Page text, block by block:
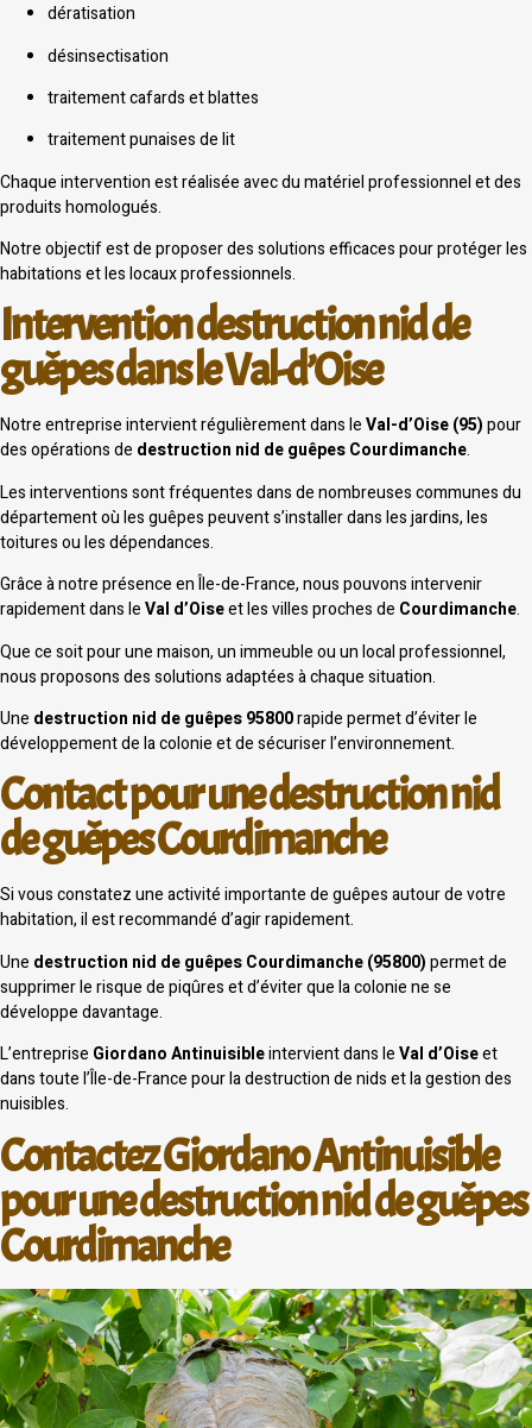
dératisation
désinsectisation
traitement cafards et blattes
traitement punaises de lit
Chaque intervention est réalisée avec du matériel professionnel et des
produits homologués.
Notre objectif est de proposer des solutions efficaces pour protéger les
habitations et les locaux professionnels.
Intervention destruction nid de
guêpes dans le Val-d’Oise
Notre entreprise intervient régulièrement dans leVal-d’Oise (95)pour
des opérations de destruction nid de guêpes Courdimanche.
Les interventions sont fréquentes dans de nombreuses communes du
département où les guêpes peuvent s’installer dans les jardins, les
toitures ou les dépendances.
Grâce à notre présence en Île-de-France, nous pouvons intervenir
rapidement dans leVal d’Oiseet les villes proches de Courdimanche.
Que ce soit pour une maison, un immeuble ou un local professionnel,
nous proposons des solutions adaptées à chaque situation.
Une destruction nid de guêpes 95800rapide permet d’éviter le
développement de la colonie et de sécuriser l’environnement.
Contact pour une destruction nid
de guêpes Courdimanche
Si vous constatez une activité importante de guêpes autour de votre
habitation, il est recommandé d’agir rapidement.
Une destruction nid de guêpes Courdimanche (95800)permet de
supprimer le risque de piqûres et d’éviter que la colonie ne se
développe davantage.
L’entreprise Giordano Antinuisibleintervient dans leVal d’Oiseet
dans toute l’Île-de-France pour la destruction de nids et la gestion des
nuisibles.
Contactez Giordano Antinuisible
pour une destruction nid de guêpes
Courdimanche